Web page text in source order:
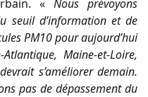
« Nous prévoyons
seuil d’information et de
PM10 pour aujourd’hui
Maine-et-Loire,
s’améliorer demain.
pas de dépassement du